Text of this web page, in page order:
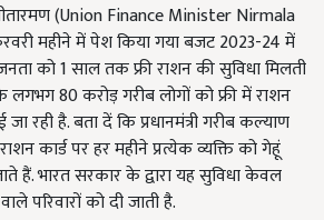
सीतारमण (Union Finance Minister Nirmala
महीने में पेश किया गया बजट 2023-24 में
को 1 साल तक फ्री राशन की सुविधा मिलती
लगभग 80 करोड़ गरीब लोगों को फ्री में राशन
रही है. बता दें कि प्रधानमंत्री गरीब कल्याण
कार्ड पर हर महीने प्रत्येक व्यक्ति को गेहूं
हैं. भारत सरकार के द्वारा यह सुविधा केवल
परिवारों को दी जाती है.